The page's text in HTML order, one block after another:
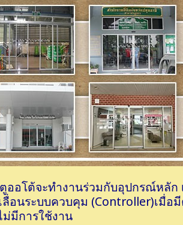
ออโต้จะทำงานร่วมกับอุปกรณ์หลัก
อนระบบควบคุม (Controller)เมื่อมี
มีการใช้งาน